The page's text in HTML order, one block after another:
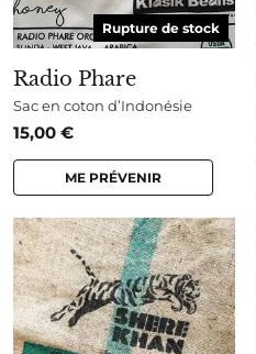
Rupture de stock
Radio Phare
Sac en coton d’Indonésie
15,00 €
ME PRÉVENIR